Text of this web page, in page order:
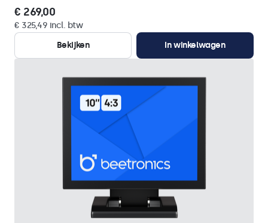
€ 269,00
€ 325,49 incl. btw
Bekijken
In winkelwagen